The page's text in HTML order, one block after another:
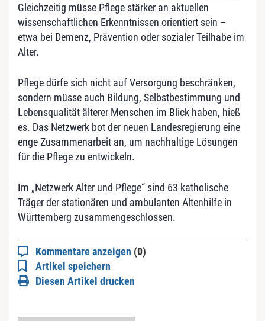
Gleichzeitig müsse Pflege stärker an aktuellen
wissenschaftlichen Erkenntnissen orientiert sein –
etwa bei Demenz, Prävention oder sozialer Teilhabe im
Alter.
Pflege dürfe sich nicht auf Versorgung beschränken,
sondern müsse auch Bildung, Selbstbestimmung und
Lebensqualität älterer Menschen im Blick haben, hieß
es. Das Netzwerk bot der neuen Landesregierung eine
enge Zusammenarbeit an, um nachhaltige Lösungen
für die Pflege zu entwickeln.
Im „Netzwerk Alter und Pflege“ sind 63 katholische
Träger der stationären und ambulanten Altenhilfe in
Württemberg zusammengeschlossen.
Kommentare anzeigen (0)
Artikel speichern
Diesen Artikel drucken